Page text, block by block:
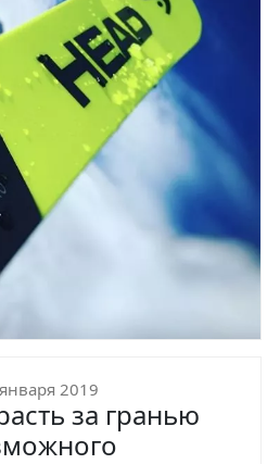
2019
за гранью